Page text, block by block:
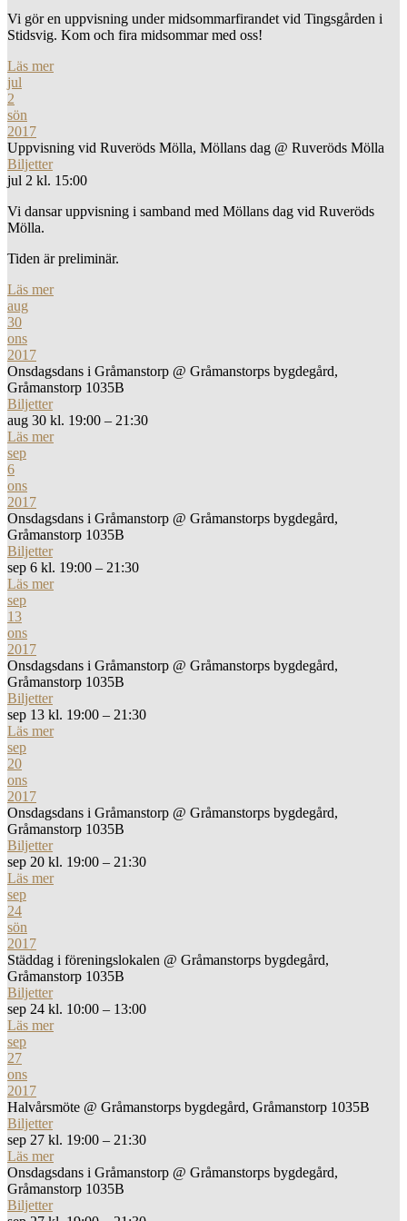
Vi gör en uppvisning under midsommarfirandet vid Tingsgården i
Stidsvig. Kom och fira midsommar med oss!
Läs mer
jul
2
sön
2017
Uppvisning vid Ruveröds Mölla, Möllans dag @ Ruveröds Mölla
Biljetter
jul 2 kl. 15:00
Vi dansar uppvisning i samband med Möllans dag vid Ruveröds
Mölla.
Tiden är preliminär.
Läs mer
aug
30
ons
2017
Onsdagsdans i Gråmanstorp @ Gråmanstorps bygdegård,
Gråmanstorp 1035B
Biljetter
aug 30 kl. 19:00 – 21:30
Läs mer
sep
6
ons
2017
Onsdagsdans i Gråmanstorp @ Gråmanstorps bygdegård,
Gråmanstorp 1035B
Biljetter
sep 6 kl. 19:00 – 21:30
Läs mer
sep
13
ons
2017
Onsdagsdans i Gråmanstorp @ Gråmanstorps bygdegård,
Gråmanstorp 1035B
Biljetter
sep 13 kl. 19:00 – 21:30
Läs mer
sep
20
ons
2017
Onsdagsdans i Gråmanstorp @ Gråmanstorps bygdegård,
Gråmanstorp 1035B
Biljetter
sep 20 kl. 19:00 – 21:30
Läs mer
sep
24
sön
2017
Städdag i föreningslokalen @ Gråmanstorps bygdegård,
Gråmanstorp 1035B
Biljetter
sep 24 kl. 10:00 – 13:00
Läs mer
sep
27
ons
2017
Halvårsmöte @ Gråmanstorps bygdegård, Gråmanstorp 1035B
Biljetter
sep 27 kl. 19:00 – 21:30
Läs mer
Onsdagsdans i Gråmanstorp @ Gråmanstorps bygdegård,
Gråmanstorp 1035B
Biljetter